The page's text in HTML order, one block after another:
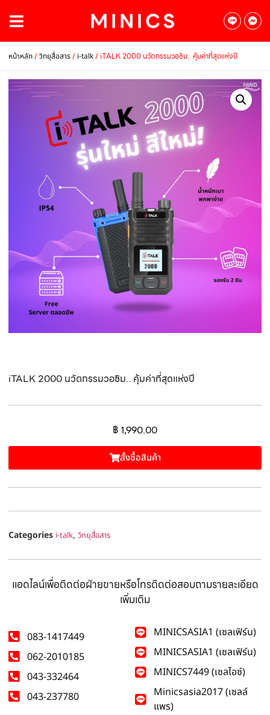
หน้าหลัก/วิทยุสื่อสาร/ i-talk/ iTALK 2000 นวัตกรรมวอซิม.. คุ้มค่าที่สุดแห่งปี
iTALK 2000 นวัตกรรมวอซิม.. คุ้มค่าที่สุดแห่งปี
฿1,990.00
สั้งซื้อสินค้า
Categories i-talk, วิทยุสื่อสาร
แอดไลน์เพื่อติดต่อฝ่ายขายหรือโทรติดต่อสอบถามรายละเอียด
เพิ่มเติม
083-1417449
062-2010185
043-332464
043-237780
MINICSASIA1 (เซลเฟิร์น)
MINICSASIA1 (เซลเฟิร์น)
MINICS7449 (เซลไอซ์)
Minicsasia2017 (เซลล์
แพร)